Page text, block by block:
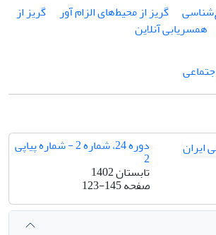
گریز از محیط‌های الزام آور
گریز از
همسریابی آنلاین
دوره 24، شماره 2 - شماره پیاپی
2
تابستان 1402
صفحه123-145